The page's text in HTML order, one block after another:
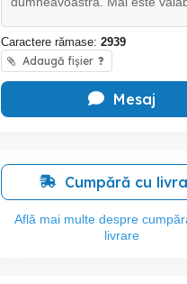
Caractere rămase: 2939
Adaugă fișier ?
Mesaj
Cumpără cu
Află mai multe despre
livrare